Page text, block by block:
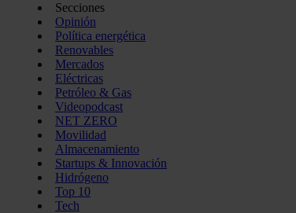
Secciones
Opinión
Política energética
Renovables
Mercados
Eléctricas
Petróleo & Gas
Videopodcast
NET ZERO
Movilidad
Almacenamiento
Startups & Innovación
Hidrógeno
Top 10
Tech